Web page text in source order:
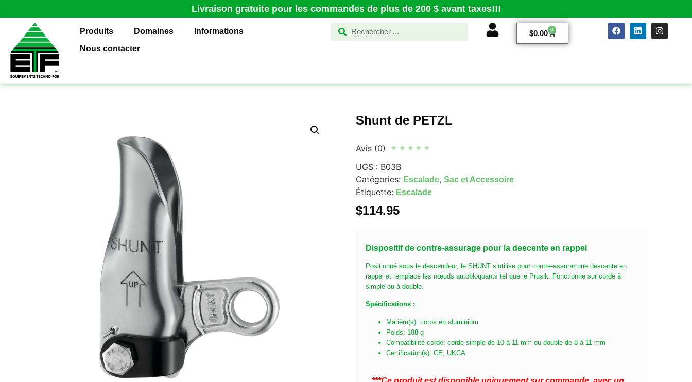
Livraison gratuite pour les commandes de plus de 200 $ avant taxes!!!
Produits Domaines
Informations
Nous contacter
$0.00 0
Shunt de PETZL
Avis (0) ★ ★ ★ ★ ★
UGS : B03B
Catégories: Escalade, Sac et Accessoire
Étiquette: Escalade
$114.95
Dispositif de contre-assurage pour la descente en rappel
Positionné sous le descendeur, le SHUNT s’utilise pour contre-assurer une descente en
rappel et remplace les nœuds autobloquants tel que le Prusik. Fonctionne sur corde à
simple ou à double.
Spécifications :
Matière(s): corps en aluminium
Poids: 188 g
Compatibilité corde: corde simple de 10 à 11 mm ou double de 8 à 11 mm
Certification(s): CE, UKCA